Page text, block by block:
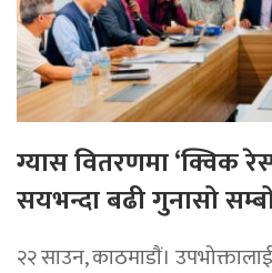
ग्यास वितरणमा ‘क्विक
सयभन्दा बढी गुनासो
२२ साउन, काठमाडाैं।